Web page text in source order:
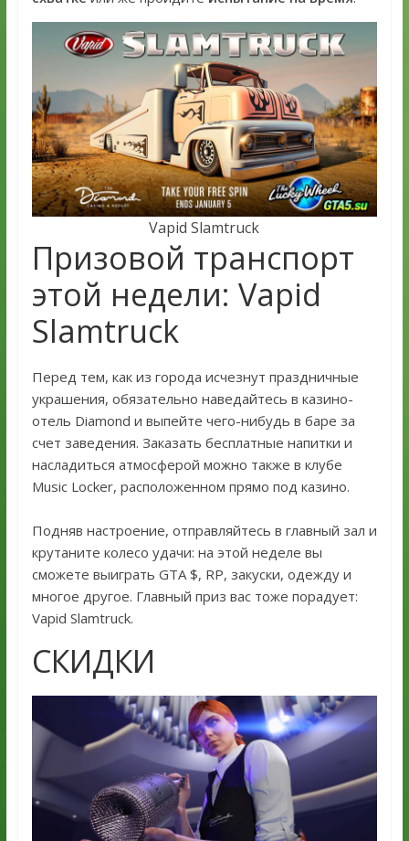
Vapid Slamtruck
Призовой транспорт
этой недели: Vapid
Slamtruck
Перед тем, как из города исчезнут праздничные
украшения, обязательно наведайтесь в казино-
отель Diamond и выпейте чего-нибудь в баре за
счет заведения. Заказать бесплатные напитки и
насладиться атмосферой можно также в клубе
Music Locker, расположенном прямо под казино.
Подняв настроение, отправляйтесь в главный зал и
крутаните колесо удачи: на этой неделе вы
сможете выиграть GTA $, RP, закуски, одежду и
многое другое. Главный приз вас тоже порадует:
Vapid Slamtruck.
СКИДКИ